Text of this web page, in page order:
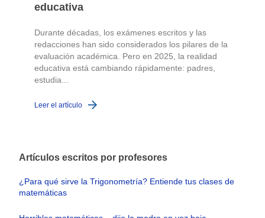
educativa
Durante décadas, los exámenes escritos y las
redacciones han sido considerados los pilares de la
evaluación académica. Pero en 2025, la realidad
educativa está cambiando rápidamente: padres,
estudia...
Leer el artículo
Artículos escritos por profesores
¿Para qué sirve la Trigonometría? Entiende tus clases de
matemáticas